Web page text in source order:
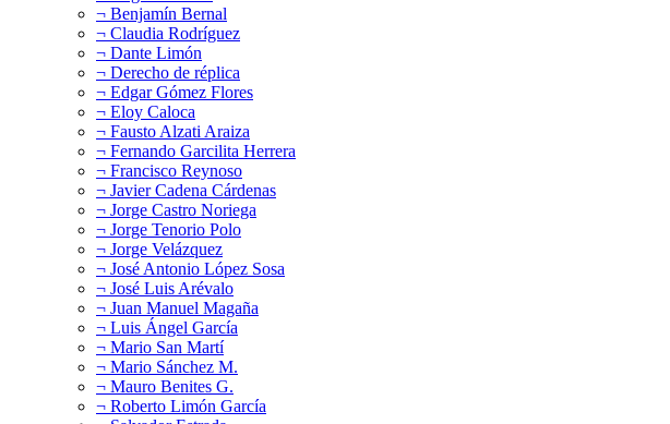
¬ Benjamín Bernal
¬ Claudia Rodríguez
¬ Dante Limón
¬ Derecho de réplica
¬ Edgar Gómez Flores
¬ Eloy Caloca
¬ Fausto Alzati Araiza
¬ Fernando Garcilita Herrera
¬ Francisco Reynoso
¬ Javier Cadena Cárdenas
¬ Jorge Castro Noriega
¬ Jorge Tenorio Polo
¬ Jorge Velázquez
¬ José Antonio López Sosa
¬ José Luis Arévalo
¬ Juan Manuel Magaña
¬ Luis Ángel García
¬ Mario San Martí
¬ Mario Sánchez M.
¬ Mauro Benites G.
¬ Roberto Limón García